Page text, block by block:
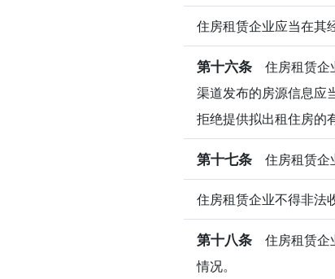
住房租赁企业应当在其
第十六条 住房租赁企
渠道发布的房源信息应
拒绝提供拟出租住房的
第十七条 住房租赁企
住房租赁企业不得非法
第十八条 住房租赁企
情况。